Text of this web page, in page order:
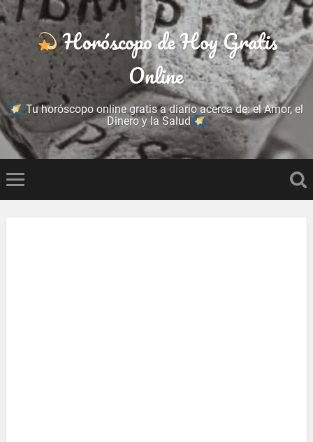
Horóscopo de Hoy Gratis
Online
Tu horóscopo online gratis a diario acerca de: el Amor, el
Dinero y la Salud